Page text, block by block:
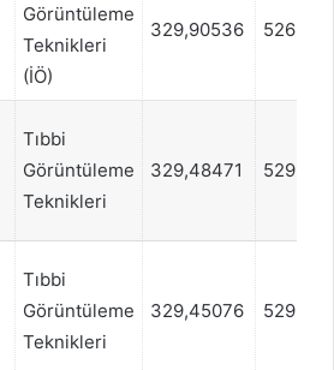
Görüntüleme
Teknikleri
(İÖ)
329,90536 526992
Tıbbi
Görüntüleme
Teknikleri
329,48471 529993
Tıbbi
Görüntüleme
Teknikleri
329,45076 529993